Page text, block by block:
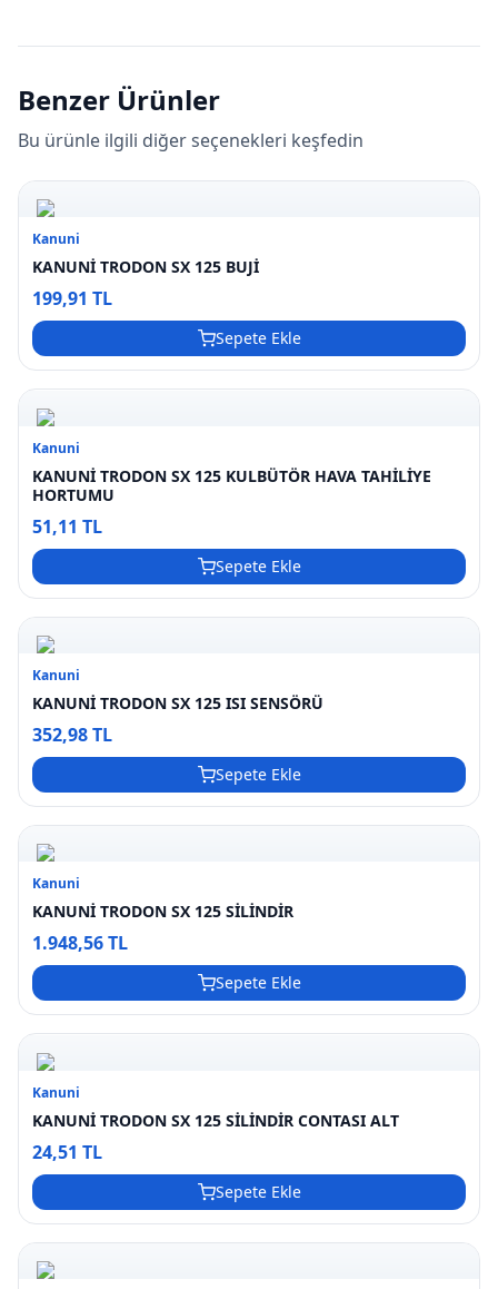
Benzer Ürünler
Bu ürünle ilgili diğer seçenekleri keşfedin
Kanuni
KANUNİ TRODON SX 125 BUJİ
199,91 TL
Sepete Ekle
Kanuni
KANUNİ TRODON SX 125 KULBÜTÖR HAVA TAHİLİYE
HORTUMU
51,11 TL
Sepete Ekle
Kanuni
KANUNİ TRODON SX 125 ISI SENSÖRÜ
352,98 TL
Sepete Ekle
Kanuni
KANUNİ TRODON SX 125 SİLİNDİR
1.948,56 TL
Sepete Ekle
Kanuni
KANUNİ TRODON SX 125 SİLİNDİR CONTASI ALT
24,51 TL
Sepete Ekle